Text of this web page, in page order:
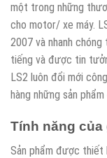
một trong những
cho motor/ xe máy.
2007 và nhanh
tiếng và được tin
LS2 luôn đổi mới
hàng những sản
Tính năng của
Sản phẩm được thiết